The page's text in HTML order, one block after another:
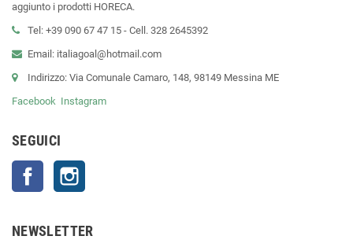
aggiunto i prodotti HORECA.
Tel: +39 090 67 47 15 - Cell. 328 2645392
Email: italiagoal@hotmail.com
Indirizzo: Via Comunale Camaro, 148, 98149 Messina ME
Facebook Instagram
SEGUICI
Facebook
NEWSLETTER